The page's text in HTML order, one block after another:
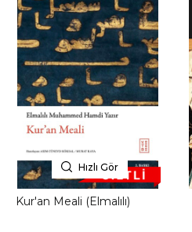
Hızlı Gör
Kur'an Meali (Elmalılı)